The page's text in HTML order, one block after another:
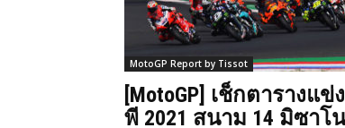
MotoGP Report by Tissot
[MotoGP] เช็กตารางแข่
พี 2021 สนาม 14 มิซาโ